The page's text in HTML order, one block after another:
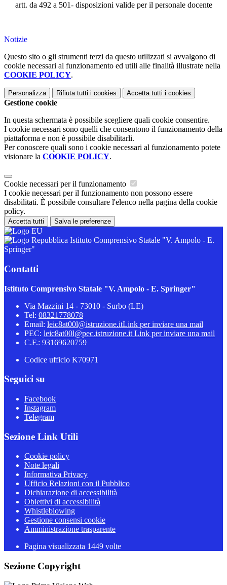
artt. da 492 a 501- disposizioni valide per il personale docente
Notizie
Questo sito o gli strumenti terzi da questo utilizzati si avvalgono di
cookie necessari al funzionamento ed utili alle finalità illustrate nella
COOKIE POLICY.
Personalizza Rifiuta tutti i cookies Accetta tutti i cookies
Gestione cookie
In questa schermata è possibile scegliere quali cookie consentire.
I cookie necessari sono quelli che consentono il funzionamento della
piattaforma e non è possibile disabilitarli.
Per conoscere quali sono i cookie necessari al funzionamento potete
visionare la COOKIE POLICY.
Cookie necessari per il funzionamento
I cookie necessari per il funzionamento non possono essere
disabilitati. È possibile consultare l'elenco nella pagina della cookie
policy.
Accetta tutti Salva le preferenze
Istituto Comprensivo Statale "V. Ampolo - E.
Springer"
Contatti
Istituto Comprensivo Statale "V. Ampolo - E. Springer"
Via Mazzini 14 - 73010 - Surbo (LE)
Tel: 08321778078
Email: leic8at00l@istruzione.itLink per inviare una mail
PEC: leic8at00l@pec.istruzione.it Link per inviare una mail
C.F.: 93169620759
Codice ufficio K70971
Seguici su
Facebook
Instagram
Telegram
Sezione Link Utili
Cookie policy
Note legali
Informativa Privacy
Ufficio Relazioni con il Pubblico
Dichiarazione di accessibilità
Obiettivi di accessibilità
Whistleblowing
Gestione consensi cookie
Amministrazione trasparente
Pagina visualizzata 1449 volte
Sezione Copyright